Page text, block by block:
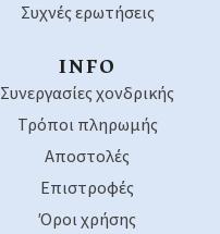
Συχνές ερωτήσεις
INFO
Συνεργασίες χονδρικής
Τρόποι πληρωμής
Αποστολές
Επιστροφές
Όροι χρήσης